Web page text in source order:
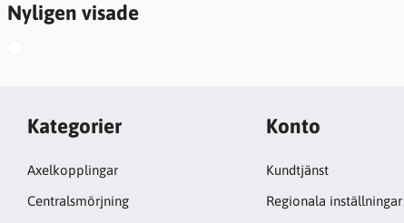
Nyligen visade
Kategorier
Axelkopplingar
Centralsmörjning
Konto
Kundtjänst
Regionala inställningar